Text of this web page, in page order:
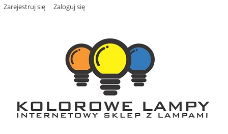
Zarejestruj się Zaloguj się